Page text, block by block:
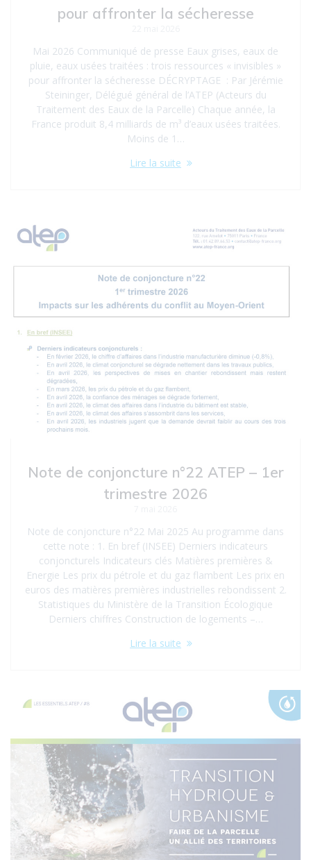
pour affronter la sécheresse
Mai 2026 Communiqué de presse Eaux grises, eaux de
pluie, eaux usées traitées : trois ressources « invisibles »
pour affronter la sécheresse DÉCRYPTAGE : Par Jérémie
Steininger, Délégué général de l’ATEP (Acteurs du
Traitement des Eaux de la Parcelle) Chaque année, la
France produit 8,4 milliards de m³ d’eaux usées traitées.
Moins de 1…
Lire la suite
Note de conjoncture n°22 ATEP – 1er
trimestre 2026
Note de conjoncture n°22 Mai 2025 Au programme dans
cette note : 1. En bref (INSEE) Derniers indicateurs
conjoncturels Indicateurs clés Matières premières &
Energie Les prix du pétrole et du gaz flambent Les prix en
euros des matières premières industrielles rebondissent 2.
Statistiques du Ministère de la Transition Écologique
Derniers chiffres Construction de logements –…
Lire la suite